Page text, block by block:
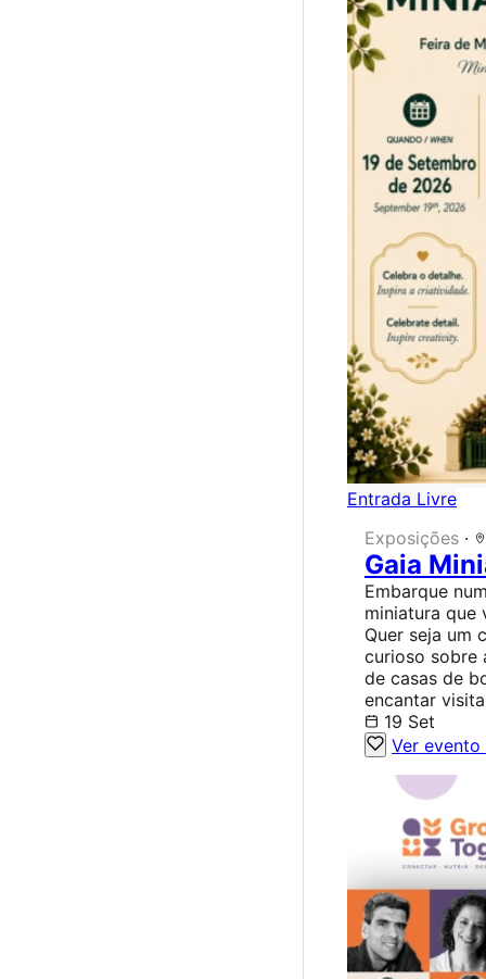
Entrada Livre
Exposições ·
Gaia
Embarque
miniatura que
Quer seja um
curioso sobre
de casas de
encantar
19 Set
Ver